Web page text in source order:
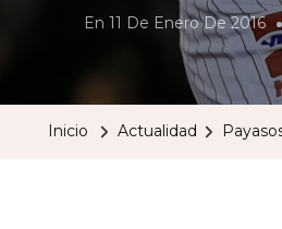
En 11 De Enero De 2016
Inicio Actualidad